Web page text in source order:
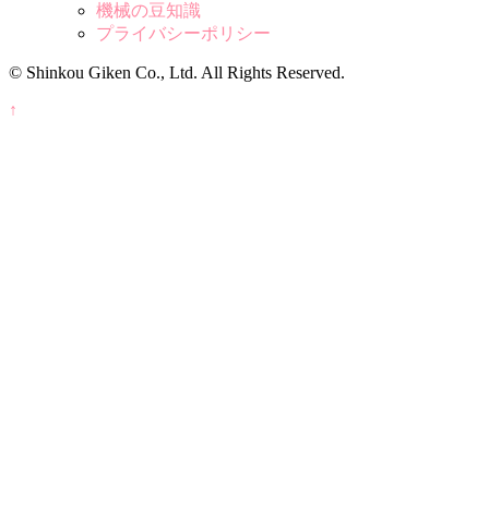
機械の豆知識
プライバシーポリシー
© Shinkou Giken Co., Ltd. All Rights Reserved.
↑